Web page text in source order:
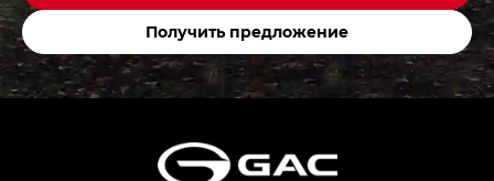
Получить предложение